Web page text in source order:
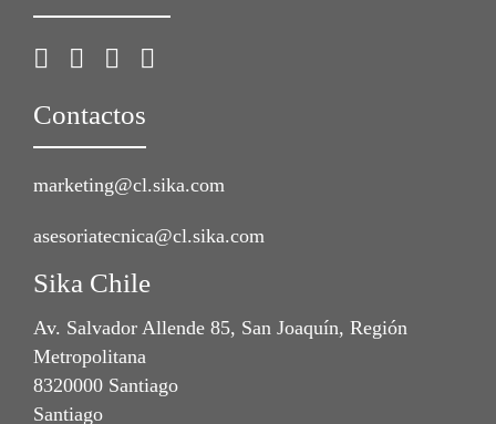
Contactos
marketing@cl.sika.com
asesoriatecnica@cl.sika.com
Sika Chile
Av. Salvador Allende 85, San Joaquín, Región
Metropolitana
8320000 Santiago
Santiago